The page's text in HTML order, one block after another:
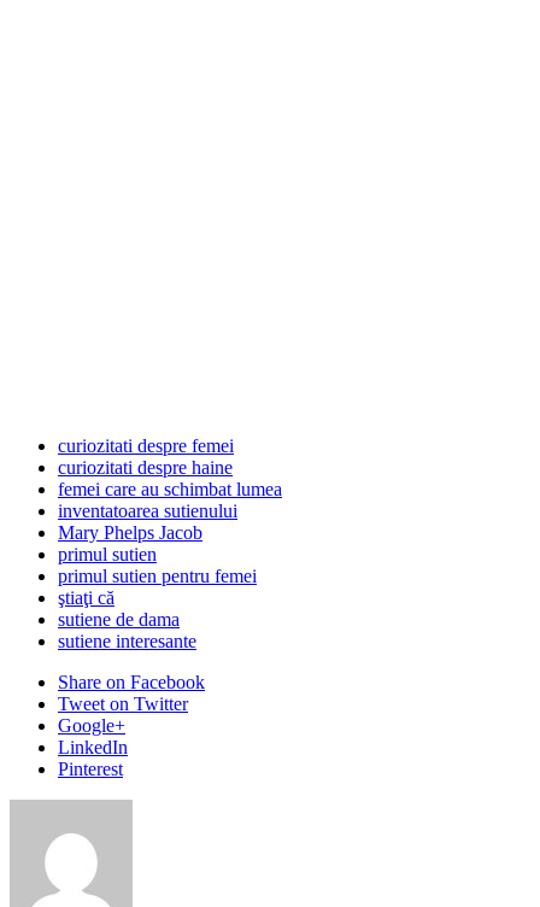
curiozitati despre femei
curiozitati despre haine
femei care au schimbat lumea
inventatoarea sutienului
Mary Phelps Jacob
primul sutien
primul sutien pentru femei
ştiaţi că
sutiene de dama
sutiene interesante
Share on Facebook
Tweet on Twitter
Google+
LinkedIn
Pinterest